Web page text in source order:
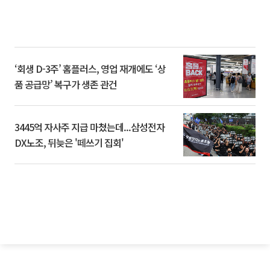
‘회생 D-3주’ 홈플러스, 영업 재개에도 ‘상
품 공급망’ 복구가 생존 관건
3445억 자사주 지급 마쳤는데...삼성전자
DX노조, 뒤늦은 '떼쓰기 집회'